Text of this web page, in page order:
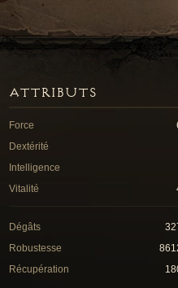
ATTRIBUTS
Force
Dextérité
Intelligence
Vitalité
Dégâts
Robustesse
Récupération